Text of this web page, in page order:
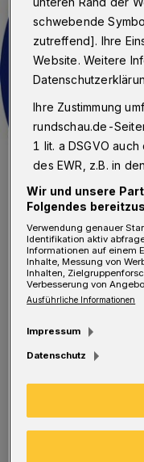
Das Wappen des WSV.
Foto: WSV
"Personal,
teurer. Leider
diesem Prozess
Hinblick auf
wir uns
auch Geld. So
schwebende
zutreffend]. Ihre
Website. Weitere
Ihre Zustimmung
rundschau.de-
1 lit. a DSGVO
des EWR, z.B. in
Wir und unsere
Folgendes
Verwendung genauer
Identifikation aktiv
Informationen auf einem
Inhalte, Messung von
Inhalten,
Verbesserung von
Ausführliche Informationen
Impressum
Datenschutz